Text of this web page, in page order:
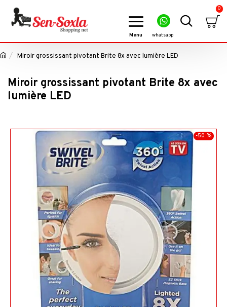
0
Miroir grossissant pivotant Brite 8x avec lumière LED
Miroir grossissant pivotant Brite 8x avec
lumière LED
-50 %